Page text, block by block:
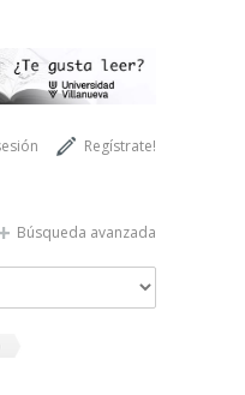
Regístrate!
Búsqueda avanzada